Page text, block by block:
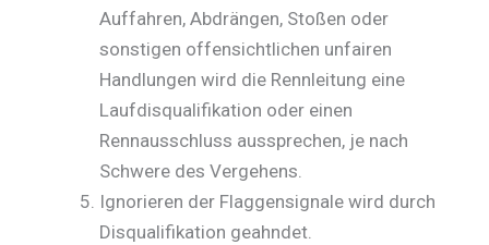
Auffahren, Abdrängen, Stoßen oder
sonstigen offensichtlichen unfairen
Handlungen wird die Rennleitung eine
Laufdisqualifikation oder einen
Rennausschluss aussprechen, je nach
Schwere des Vergehens.
Ignorieren der Flaggensignale wird durch
Disqualifikation geahndet.